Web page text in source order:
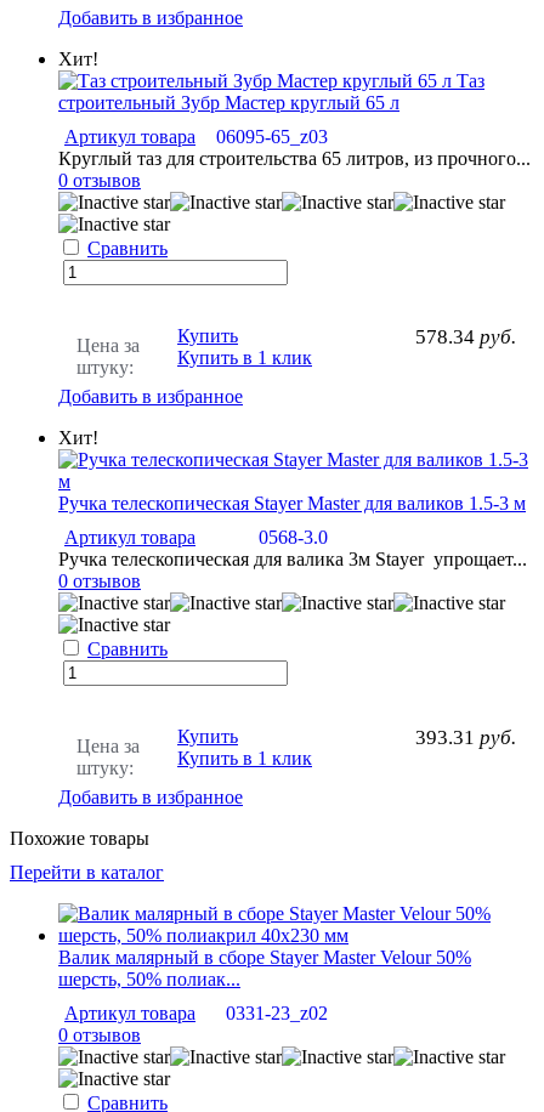
Добавить в избранное
Хит!
Таз
строительный Зубр Мастер круглый 65 л
Артикул товара
06095-65_z03
Круглый таз для строительства 65 литров, из прочного...
0 отзывов
Сравнить
Цена за
штуку:
578.34 руб.
Купить
Купить в 1 клик
Добавить в избранное
Хит!
Ручка телескопическая Stayer Master для валиков 1.5-3 м
Артикул товара
0568-3.0
Ручка телескопическая для валика 3м Stayer упрощает...
0 отзывов
Сравнить
Цена за
штуку:
393.31 руб.
Купить
Купить в 1 клик
Добавить в избранное
Похожие товары
Перейти в каталог
Валик малярный в сборе Stayer Master Velour 50%
шерсть, 50% полиак...
Артикул товара
0331-23_z02
0 отзывов
Сравнить